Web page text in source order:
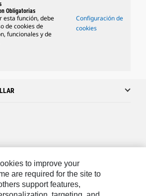
Obligatorias
esta función, debe
de cookies de
funcionales y de
Configuración de
cookies
to improve your
are required for the site to
support features,